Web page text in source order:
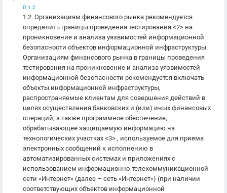
П.1.2
1.2. Организациям финансового рынка рекомендуется
определить границы проведения тестирования <2> на
проникновение и анализа уязвимостей информационной
безопасности объектов информационной инфраструктуры.
Организациям финансового рынка в границы проведения
тестирования на проникновение и анализа уязвимостей
информационной безопасности рекомендуется включать
объекты информационной инфраструктуры,
распространяемые клиентам для совершения действий в
целях осуществления банковских и (или) иных финансовых
операций, а также программное обеспечение,
обрабатывающее защищаемую информацию на
технологических участках <3> , используемое для приема
электронных сообщений к исполнению в
автоматизированных системах и приложениях с
использованием информационно-телекоммуникационной
сети «Интернет» (далее – сеть «Интернет») (при наличии
соответствующих объектов информационной